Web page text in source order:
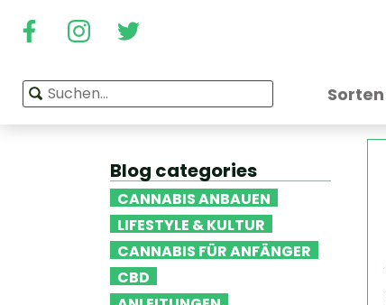
Sorten
Blog categories
CANNABIS ANBAUEN
LIFESTYLE & KULTUR
CANNABIS FÜR ANFÄNGER
CBD